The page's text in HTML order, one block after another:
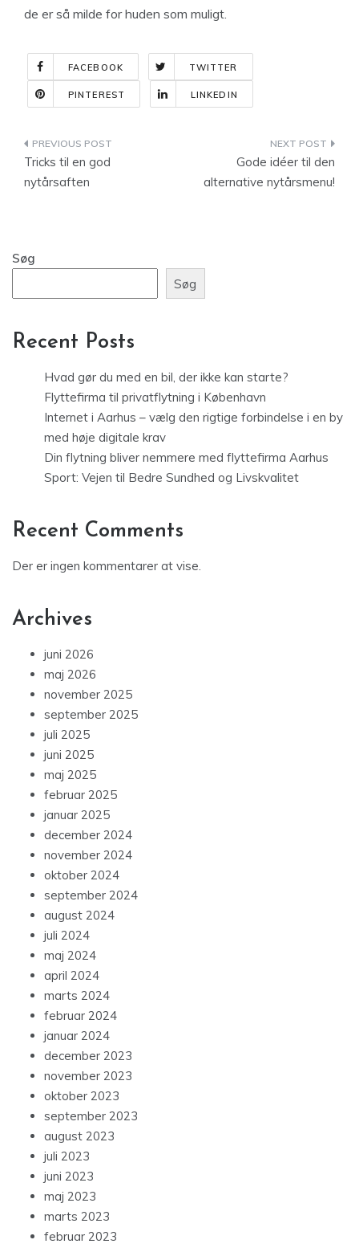
de er så milde for huden som muligt.
FACEBOOK TWITTER
PINTEREST LINKEDIN
Indlægsnavigation
Tricks til en god
nytårsaften
Gode idéer til den
alternative nytårsmenu!
Søg
Søg
Recent Posts
Hvad gør du med en bil, der ikke kan starte?
Flyttefirma til privatflytning i København
Internet i Aarhus – vælg den rigtige forbindelse i en by
med høje digitale krav
Din flytning bliver nemmere med flyttefirma Aarhus
Sport: Vejen til Bedre Sundhed og Livskvalitet
Recent Comments
Der er ingen kommentarer at vise.
Archives
juni 2026
maj 2026
november 2025
september 2025
juli 2025
juni 2025
maj 2025
februar 2025
januar 2025
december 2024
november 2024
oktober 2024
september 2024
august 2024
juli 2024
maj 2024
april 2024
marts 2024
februar 2024
januar 2024
december 2023
november 2023
oktober 2023
september 2023
august 2023
juli 2023
juni 2023
maj 2023
marts 2023
februar 2023